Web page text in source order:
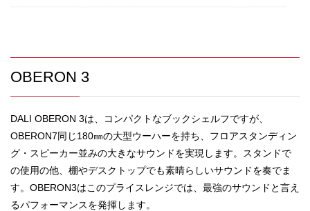
OBERON 3
DALI OBERON 3は、コンパクトなブックシェルフですが、
OBERON7同じ180㎜の大型ウーハーを持ち、フロアスタンディン
グ・スピーカー並みの大きなサウンドを実現します。スタンドで
の使用の他、棚やデスクトップでも素晴らしいサウンドを奏でま
す。OBERON3はこのプライスレンジでは、最強のサウンドと言え
るパフォーマンスを発揮します。